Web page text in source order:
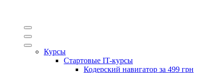
Курсы
Стартовые IT-курсы
Кодерский навигатор за 499 грн